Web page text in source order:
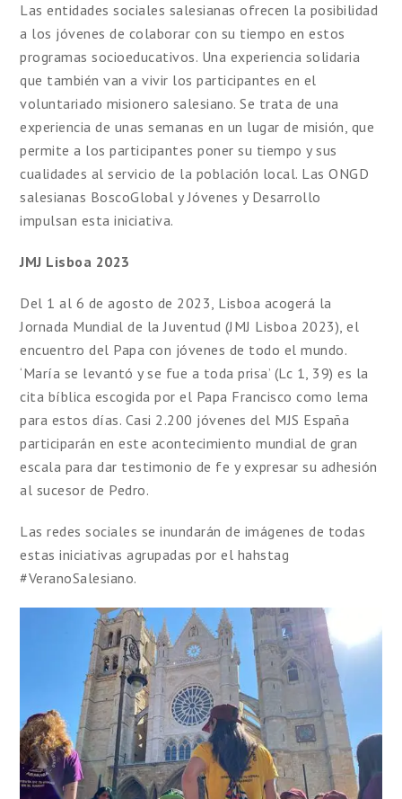
Las entidades sociales salesianas ofrecen la posibilidad
a los jóvenes de colaborar con su tiempo en estos
programas socioeducativos. Una experiencia solidaria
que también van a vivir los participantes en el
voluntariado misionero salesiano. Se trata de una
experiencia de unas semanas en un lugar de misión, que
permite a los participantes poner su tiempo y sus
cualidades al servicio de la población local. Las ONGD
salesianas BoscoGlobal y Jóvenes y Desarrollo
impulsan esta iniciativa.
JMJ Lisboa 2023
Del 1 al 6 de agosto de 2023, Lisboa acogerá la
Jornada Mundial de la Juventud (JMJ Lisboa 2023), el
encuentro del Papa con jóvenes de todo el mundo.
‘María se levantó y se fue a toda prisa’ (Lc 1, 39) es la
cita bíblica escogida por el Papa Francisco como lema
para estos días. Casi 2.200 jóvenes del MJS España
participarán en este acontecimiento mundial de gran
escala para dar testimonio de fe y expresar su adhesión
al sucesor de Pedro.
Las redes sociales se inundarán de imágenes de todas
estas iniciativas agrupadas por el hahstag
#VeranoSalesiano.